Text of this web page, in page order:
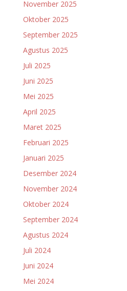
November 2025
Oktober 2025
September 2025
Agustus 2025
Juli 2025
Juni 2025
Mei 2025
April 2025
Maret 2025
Februari 2025
Januari 2025
Desember 2024
November 2024
Oktober 2024
September 2024
Agustus 2024
Juli 2024
Juni 2024
Mei 2024